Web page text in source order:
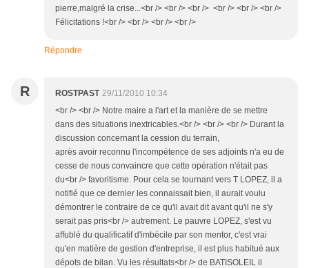
pierre,malgré la crise...<br /> <br /> <br /> <br /> <br /> <br />
Félicitations !<br /> <br /> <br /> <br />
Répondre
R ROSTPAST 29/11/2010 10:34
<br /> <br /> Notre maire a l'art et la manière de se mettre
dans des situations inextricables.<br /> <br /> <br /> Durant la
discussion concernant la cession du terrain,
après avoir reconnu l'incompétence de ses adjoints n'a eu de
cesse de nous convaincre que cette opération n'était pas
du<br /> favoritisme. Pour cela se tournant vers T LOPEZ, il a
notifié que ce dernier les connaissait bien, il aurait voulu
démontrer le contraire de ce qu'il avait dit avant qu'il ne s'y
serait pas pris<br /> autrement. Le pauvre LOPEZ, s'est vu
affublé du qualificatif d'imbécile par son mentor, c'est vrai
qu'en matière de gestion d'entreprise, il est plus habitué aux
dépots de bilan. Vu les résultats<br /> de BATISOLEIL il